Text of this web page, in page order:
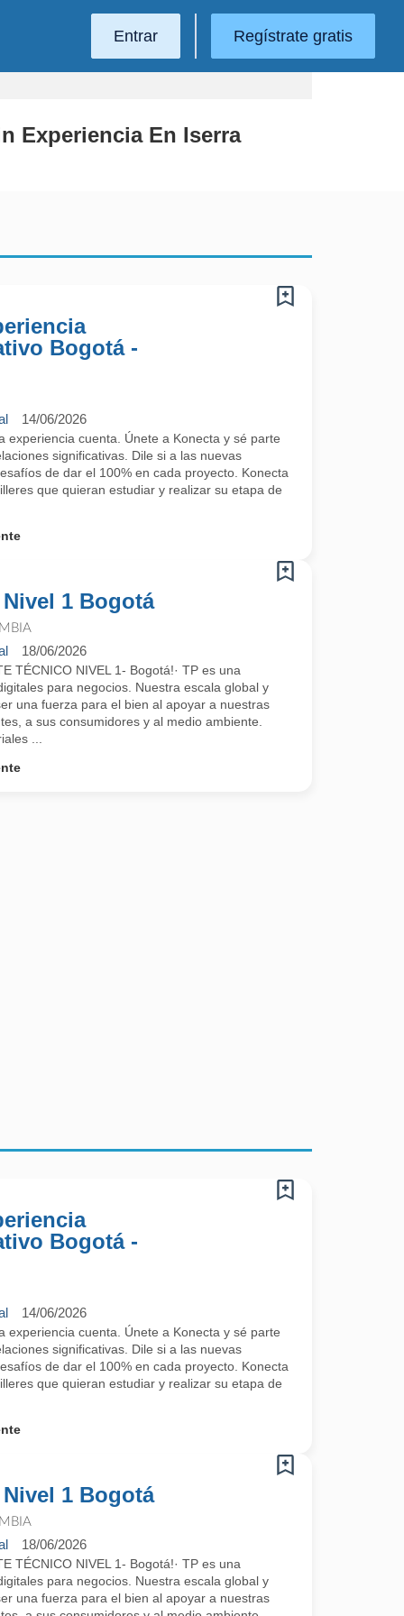
Entrar Regístrate gratis
Experiencia En Iserra
Bogotá -
14/06/2026
experiencia cuenta. Únete a Konecta y sé parte
significativas. Dile si a las nuevas
de dar el 100% en cada proyecto. Konecta
que quieran estudiar y realizar su etapa de
1 Bogotá
18/06/2026
TÉCNICO NIVEL 1- Bogotá!· TP es una
para negocios. Nuestra escala global y
una fuerza para el bien al apoyar a nuestras
a sus consumidores y al medio ambiente.
...
Bogotá -
14/06/2026
experiencia cuenta. Únete a Konecta y sé parte
significativas. Dile si a las nuevas
de dar el 100% en cada proyecto. Konecta
que quieran estudiar y realizar su etapa de
1 Bogotá
18/06/2026
TÉCNICO NIVEL 1- Bogotá!· TP es una
para negocios. Nuestra escala global y
una fuerza para el bien al apoyar a nuestras